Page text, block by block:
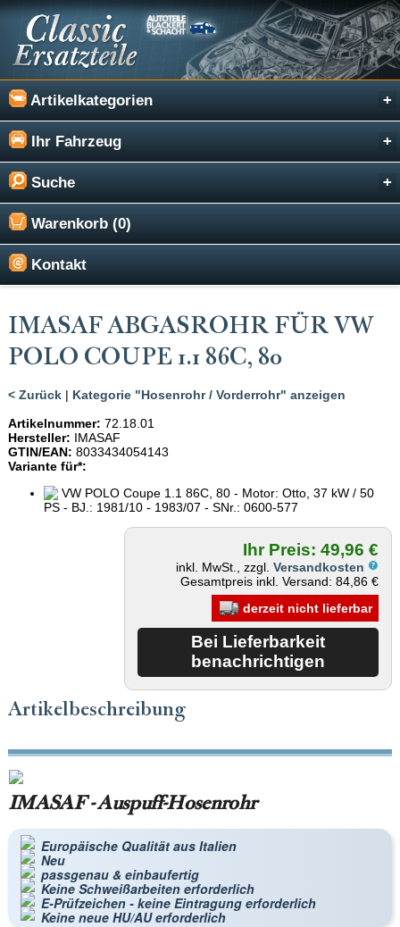
Artikelkategorien
Ihr Fahrzeug
Suche
Warenkorb (0)
Kontakt
IMASAF ABGASROHR FÜR VW
POLO COUPE 1.1 86C, 80
< Zurück| Kategorie "Hosenrohr / Vorderrohr" anzeigen
Artikelnummer: 72.18.01
Hersteller: IMASAF
GTIN/EAN: 8033434054143
Variante für*:
VW POLO Coupe 1.1 86C, 80 - Motor: Otto, 37 kW / 50
PS - BJ.: 1981/10 - 1983/07 - SNr.: 0600-577
Ihr Preis: 49,96 €
inkl. MwSt., zzgl.Versandkosten
Gesamtpreis inkl. Versand: 84,86 €
derzeit nicht lieferbar
Artikelbeschreibung
IMASAF - Auspuff-Hosenrohr
Europäische Qualität aus Italien
Neu
passgenau & einbaufertig
Keine Schweißarbeiten erforderlich
E-Prüfzeichen - keine Eintragung erforderlich
Keine neue HU/AU erforderlich